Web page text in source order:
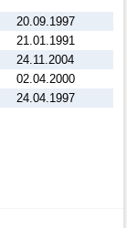
20.09.1997
21.01.1991
24.11.2004
02.04.2000
24.04.1997